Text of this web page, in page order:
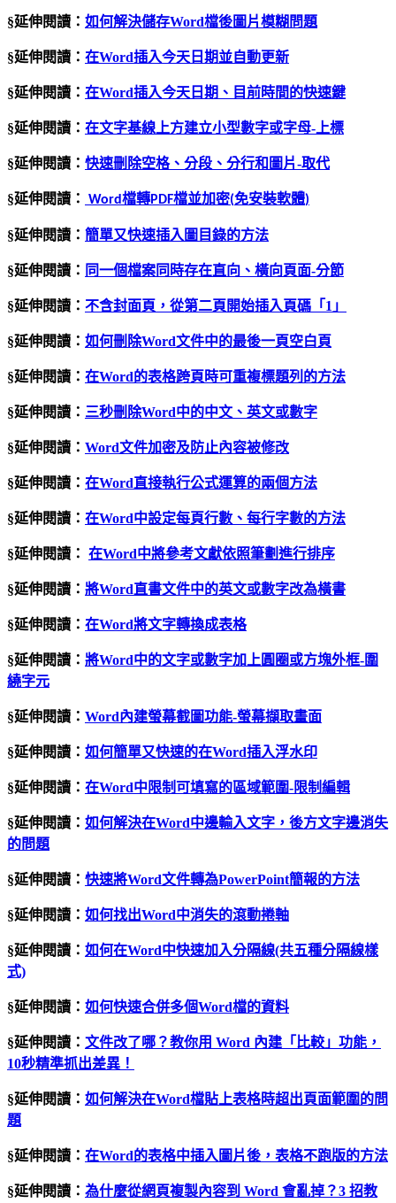
§延伸閱讀： 如何解決儲存Word檔後圖片模糊問題
§延伸閱讀： 在Word插入今天日期並自動更新
§延伸閱讀： 在Word插入今天日期、目前時間的快速鍵
§延伸閱讀： 在文字基線上方建立小型數字或字母- 上標
§延伸閱讀： 快速刪除空格、分段、分行和圖片-取代
§延伸閱讀： Word檔轉PDF檔並加密(免安裝軟體)
§延伸閱讀： 簡單又快速插入圖目錄的方法
§延伸閱讀： 同一個檔案同時存在直向、橫向頁面-分節
§延伸閱讀： 不含封面頁，從第二頁開始插入頁碼「 1 」
§延伸閱讀： 如何刪除Word文件中的最後一頁空白頁
§延伸閱讀： 在Word的表格跨頁時可重複標題列的方法
§延伸閱讀： 三秒刪除Word中的中文、英文或數字
§延伸閱讀： Word文件加密及防止內容被修改
§延伸閱讀： 在Word直接執行公式運算的兩個方法
§延伸閱讀： 在Word中設定每頁行數、每行字數的方法
§延伸閱讀： 在Word中將參考文獻依照筆劃進行排序
§延伸閱讀： 將Word直書文件中的英文或數字改為橫書
§延伸閱讀： 在Word將文字轉換成表格
§延伸閱讀： 將Word中的文字或數字加上圓圈或方塊外框-圍
繞字元
§延伸閱讀： Word內建螢幕截圖功能-螢幕擷取畫面
§延伸閱讀： 如何簡單又快速的在Word插入浮水印
§延伸閱讀： 在Word中限制可填寫的區域範圍-限制編輯
§延伸閱讀： 如何解決在Word中邊輸入文字，後方文字邊消失
的問題
§延伸閱讀： 快速將Word文件轉為PowerPoint簡報的方法
§延伸閱讀： 如何找出Word中消失的滾動捲軸
§延伸閱讀： 如何在Word中快速加入分隔線(共五種分隔線樣
式)
§延伸閱讀： 如何快速合併多個Word檔的資料
§延伸閱讀： 文件改了哪？教你用 Word 內建「比較」功能，
10秒精準抓出差異！
§延伸閱讀： 如何解決在Word檔貼上表格時超出頁面範圍的問
題
§延伸閱讀： 在Word的表格中插入圖片後，表格不跑版的方法
§延伸閱讀： 為什麼從網頁複製內容到 Word 會亂掉？3 招教